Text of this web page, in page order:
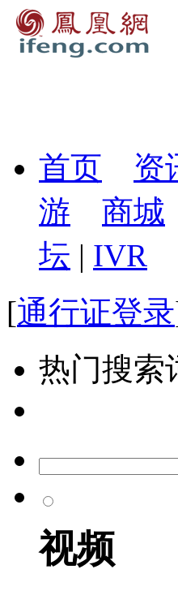
首页 资
游
商城
坛 | IVR
[通行证登录
热门搜索
视频